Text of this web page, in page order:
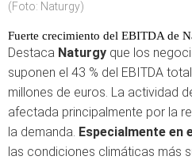
(Foto: Naturgy)
Fuerte crecimiento del EBITDA de
Destaca Naturgy que los
suponen el 43 % del EBITDA
millones de euros. La actividad
afectada principalmente por la
la demanda. Especialmente en
las condiciones climáticas más